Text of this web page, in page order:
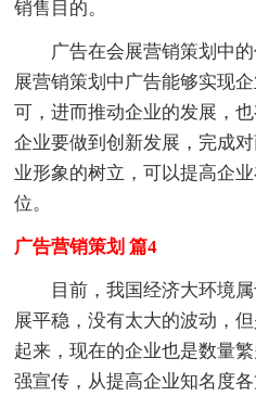
销售目的。
广告在会展营销策划中的
展营销策划中广告能够实现
可，进而推动企业的发展，
企业要做到创新发展，完成
业形象的树立，可以提高企
位。
广告营销策划 篇4
目前，我国经济大环境属
展平稳，没有太大的波动，
起来，现在的企业也是数量
强宣传，从提高企业知名度